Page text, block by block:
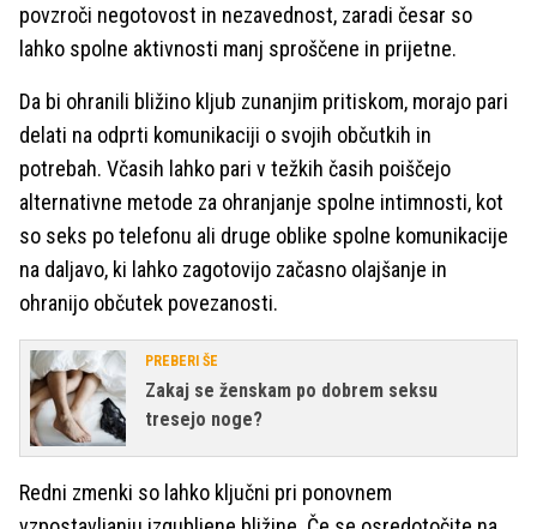
povzroči negotovost in nezavednost, zaradi česar so
lahko spolne aktivnosti manj sproščene in prijetne.
Da bi ohranili bližino kljub zunanjim pritiskom, morajo pari
delati na odprti komunikaciji o svojih občutkih in
potrebah. Včasih lahko pari v težkih časih poiščejo
alternativne metode za ohranjanje spolne intimnosti, kot
so seks po telefonu ali druge oblike spolne komunikacije
na daljavo, ki lahko zagotovijo začasno olajšanje in
ohranijo občutek povezanosti.
PREBERI ŠE
Zakaj se ženskam po dobrem seksu
tresejo noge?
Redni zmenki so lahko ključni pri ponovnem